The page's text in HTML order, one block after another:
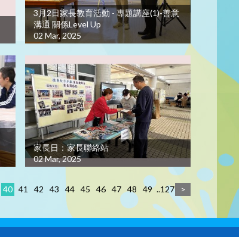
3月2日家長教育活動 - 專題講座(1)-善意
溝通 關係Level Up
02 Mar, 2025
家長日：家長聯絡站
02 Mar, 2025
40 41 42 43 44 45 46 47 48 49 ..127 >